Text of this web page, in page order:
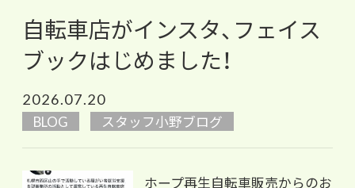
自転車店がインスタ、フェイス
ブックはじめました！
2026.07.20
BLOG スタッフ小野ブログ
ホープ再生自転車販売からのお